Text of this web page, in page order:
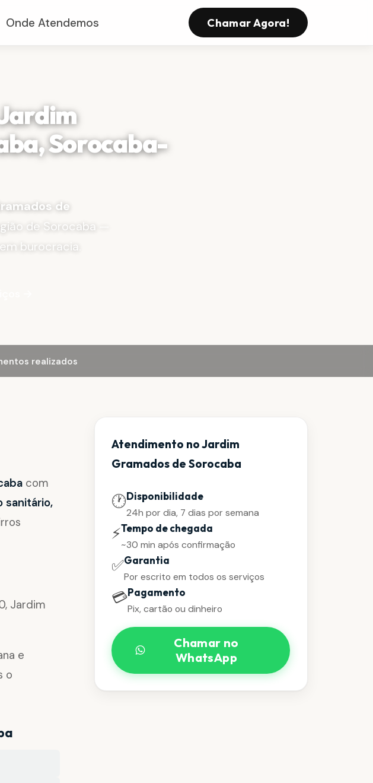
Onde Atendemos Chamar Agora!
Sorocaba-
de
de Sorocaba —
burocracia.
→
realizados
com
sanitário,
Jardim
e
o
Atendimento no Jardim
Gramados de Sorocaba
🕐Disponibilidade
24h por dia, 7 dias por semana
⚡Tempo de chegada
~30 min após confirmação
✅Garantia
Por escrito em todos os serviços
💳Pagamento
Pix, cartão ou dinheiro
Chamar no
WhatsApp